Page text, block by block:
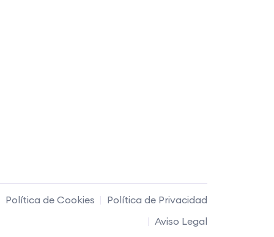
Política de Cookies
Política de Privacidad
Aviso Legal